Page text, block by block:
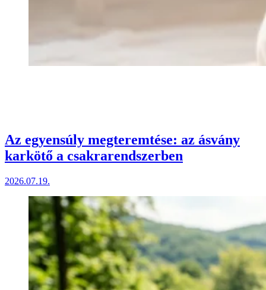
Az egyensúly megteremtése: az ásvány
karkötő a csakrarendszerben
2026.07.19.